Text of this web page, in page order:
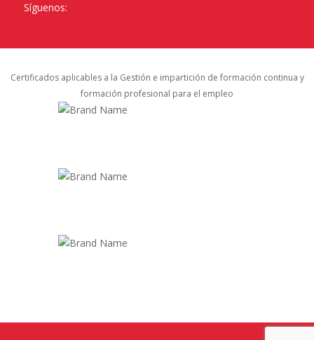
Síguenos:
Certificados aplicables a la Gestión e impartición de formación continua y
formación profesional para el empleo